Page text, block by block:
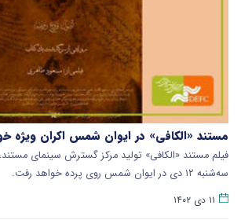
مستند «الکافی» در ایوان شمس اکران ویژه
فیلم مستند «الکافی» تولید مرکز گسترش سینمای
سه‌شنبه ۱۲ دی در ایوان شمس روی پرده خواهد رفت.
۱۱ دی ۱۴۰۲